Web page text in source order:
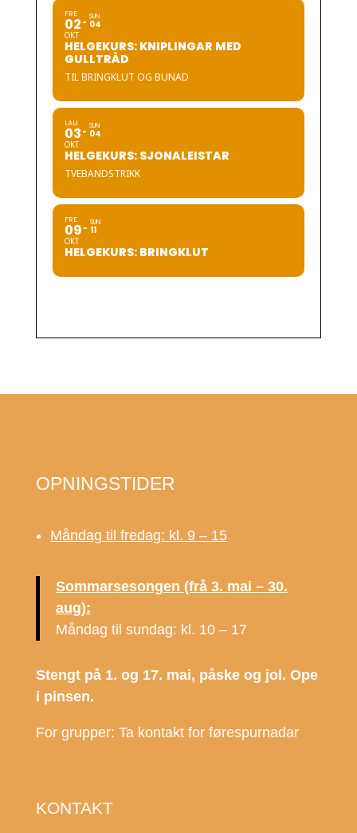
FRE
02
OKT
SUN
04
HELGEKURS: KNIPLINGAR MED
GULLTRÅD
TIL BRINGKLUT OG BUNAD
LAU
03
OKT
SUN
04
HELGEKURS: SJONALEISTAR
TVEBANDSTRIKK
FRE
09
OKT
SUN
11
HELGEKURS: BRINGKLUT
OPNINGSTIDER
Måndag til fredag: kl. 9 – 15
Sommarsesongen (frå 3. mai – 30.
aug):
Måndag til sundag: kl. 10 – 17
Stengt på 1. og 17. mai, påske og jol. Ope
i pinsen.
For grupper: Ta kontakt for førespurnadar
KONTAKT